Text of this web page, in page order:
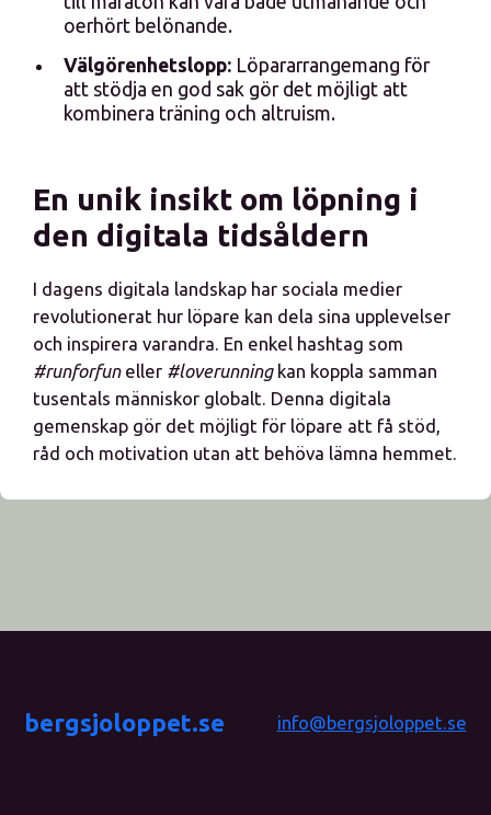
oerhört belönande.
Välgörenhetslopp: Löpararrangemang för
att stödja en god sak gör det möjligt att
kombinera träning och altruism.
En unik insikt om löpning i
den digitala tidsåldern
I dagens digitala landskap har sociala medier
revolutionerat hur löpare kan dela sina upplevelser
och inspirera varandra. En enkel hashtag som
#runforfuneller #loverunningkan koppla samman
tusentals människor globalt. Denna digitala
gemenskap gör det möjligt för löpare att få stöd,
råd och motivation utan att behöva lämna hemmet.
bergsjoloppet.se info@bergsjoloppet.se